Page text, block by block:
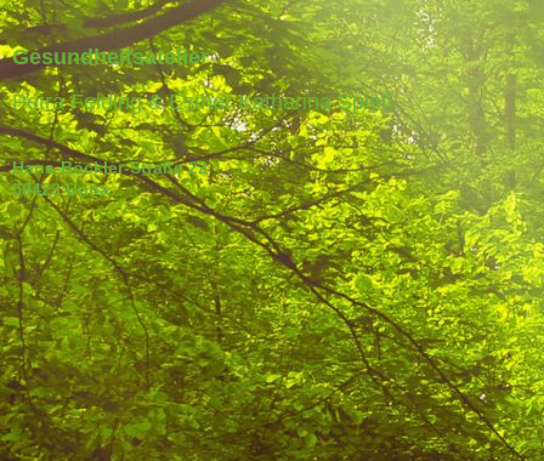
Gesundheitsatelier
Petra Felding & Esther Katharina Spieß
Hans-Böckler-Straße 22
59423 Unna